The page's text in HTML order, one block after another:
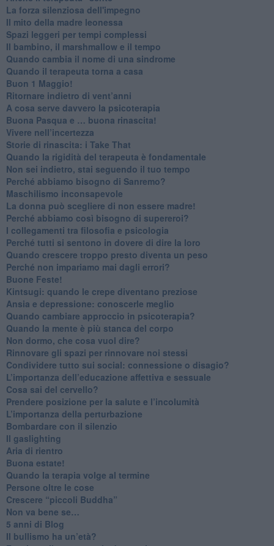
​La forza silenziosa dell'impegno
​Il mito della madre leonessa
Spazi leggeri per tempi complessi
Il bambino, il marshmallow e il tempo
​Quando cambia il nome di una sindrome
​Quando il terapeuta torna a casa
​Buon 1 Maggio!
Ritornare indietro di vent’anni
​A cosa serve davvero la psicoterapia
​Buona Pasqua e … buona rinascita!
​Vivere nell’incertezza
​Storie di rinascita: i Take That
​Quando la rigidità del terapeuta è fondamentale
​Non sei indietro, stai seguendo il tuo tempo
​Perché abbiamo bisogno di Sanremo?
​Maschilismo inconsapevole
​La donna può scegliere di non essere madre!
​Perché abbiamo così bisogno di supereroi?
​I collegamenti tra filosofia e psicologia
​Perché tutti si sentono in dovere di dire la loro
​Quando crescere troppo presto diventa un peso
​Perché non impariamo mai dagli errori?
​Buone Feste!
​Kintsugi: quando le crepe diventano preziose
Ansia e depressione: conoscerle meglio
Quando cambiare approccio in psicoterapia?
​Quando la mente è più stanca del corpo
Non dormo, che cosa vuol dire?
​Rinnovare gli spazi per rinnovare noi stessi
​Condividere tutto sui social: connessione o disagio?
​L’importanza dell’educazione affettiva e sessuale
​Cosa sai del cervello?
Prendere posizione per la salute e l’incolumità
L’importanza della perturbazione
​Bombardare con il silenzio
Il gaslighting
Aria di rientro
Buona estate!
​Quando la terapia volge al termine
​Persone oltre le cose
​Crescere “piccoli Buddha”
Non va bene se…
​5 anni di Blog
​Il bullismo ha un’età?